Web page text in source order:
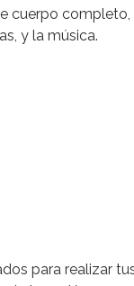
cuerpo completo,
y la música.
para realizar